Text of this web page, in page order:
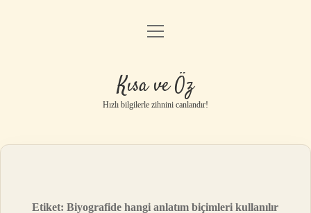
Anasayfa
Gizlilik Politikası
Yasal Uyarı
menüyü
Kısa ve Öz
Hızlı bilgilerle zihnini canlandır!
Etiket:Biyografide hangi anlatım biçimleri kullanılır